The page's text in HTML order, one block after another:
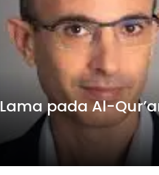
pada Al-